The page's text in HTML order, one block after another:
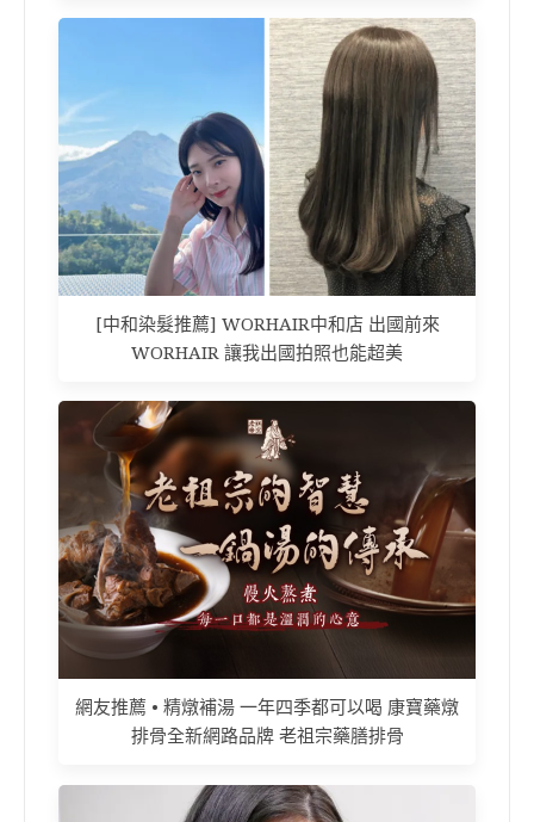
[中和染髮推薦] WORHAIR中和店 出國前來
WORHAIR 讓我出國拍照也能超美
網友推薦 • 精燉補湯 一年四季都可以喝 康寶藥燉
排骨全新網路品牌 老祖宗藥膳排骨